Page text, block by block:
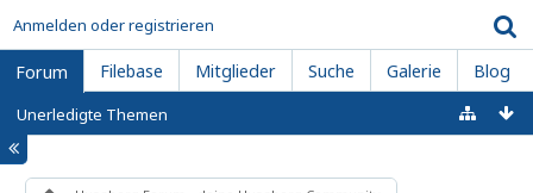
Anmelden oder registrieren
Forum Filebase Mitglieder Suche Galerie Blog
Unerledigte Themen